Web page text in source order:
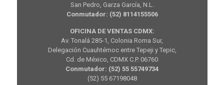
San Pedro, Garza García, N.L.
Conmutador: (52) 8114155506
OFICINA DE VENTAS CDMX:
Av. Tonalá 285-1, Colonia Roma Sur,
Delegación Cuauhtémoc entre Tepeji y Tepic,
Cd. de México, CDMX C.P. 06760
Conmutador: (52) 55 55749734
(52) 55 67198048